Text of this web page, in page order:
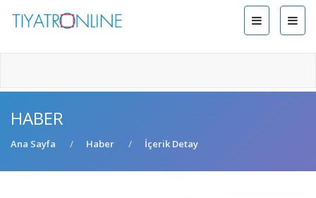
HABER
Ana Sayfa Haber İçerik Detay